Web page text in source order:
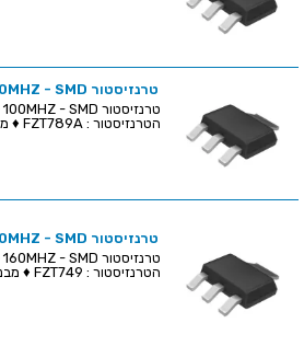
טרנזיסטור PNP - 25V 3A - 100MHZ - SMD
הטרנזיסטור : FZT789A ♦ מבנה הטרנזיס...
טרנזיסטור PNP - 25V 3A - 160MHZ - SMD
הטרנזיסטור : FZT749 ♦ מבנה הטרנזיסט...